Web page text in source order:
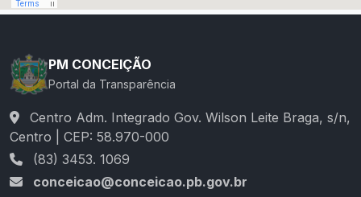
PM CONCEIÇÃO
Portal da Transparência
Centro Adm. Integrado Gov. Wilson Leite Braga, s/n,
Centro | CEP: 58.970-000
(83) 3453. 1069
conceicao@conceicao.pb.gov.br